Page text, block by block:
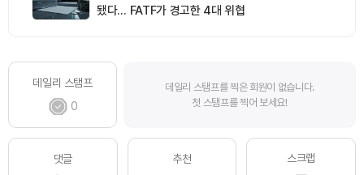
됐다… FATF가 경고한 4대 위협
데일리 스탬프
0
데일리 스탬프를 찍은 회원이 없습니다.
첫 스탬프를 찍어 보세요!
댓글
추천
스크랩